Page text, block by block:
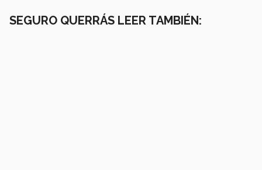
SEGURO QUERRÁS LEER TAMBIÉN: